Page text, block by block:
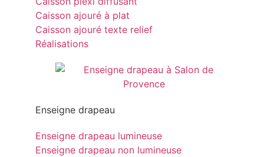
Caisson ajouré à plat
Caisson ajouré texte relief
Réalisations
Enseigne drapeau
Enseigne drapeau lumineuse
Enseigne drapeau non lumineuse